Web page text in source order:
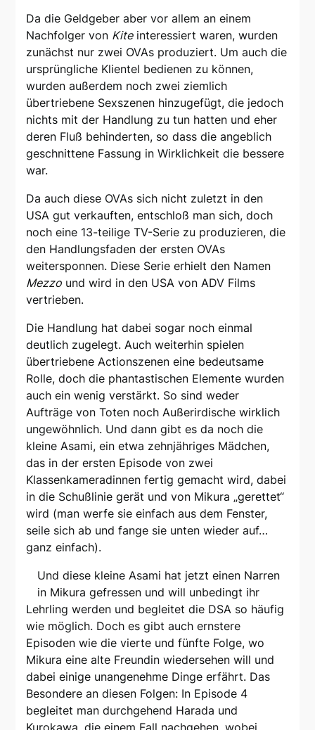
Da die Geldgeber aber vor allem an einem
Nachfolger von Kiteinteressiert waren, wurden
zunächst nur zwei OVAs produziert. Um auch die
ursprüngliche Klientel bedienen zu können,
wurden außerdem noch zwei ziemlich
übertriebene Sexszenen hinzugefügt, die jedoch
nichts mit der Handlung zu tun hatten und eher
deren Fluß behinderten, so dass die angeblich
geschnittene Fassung in Wirklichkeit die bessere
war.
Da auch diese OVAs sich nicht zuletzt in den
USA gut verkauften, entschloß man sich, doch
noch eine 13-teilige TV-Serie zu produzieren, die
den Handlungsfaden der ersten OVAs
weitersponnen. Diese Serie erhielt den Namen
Mezzo und wird in den USA von ADV Films
vertrieben.
Die Handlung hat dabei sogar noch einmal
deutlich zugelegt. Auch weiterhin spielen
übertriebene Actionszenen eine bedeutsame
Rolle, doch die phantastischen Elemente wurden
auch ein wenig verstärkt. So sind weder
Aufträge von Toten noch Außerirdische wirklich
ungewöhnlich. Und dann gibt es da noch die
kleine Asami, ein etwa zehnjähriges Mädchen,
das in der ersten Episode von zwei
Klassenkameradinnen fertig gemacht wird, dabei
in die Schußlinie gerät und von Mikura „gerettet“
wird (man werfe sie einfach aus dem Fenster,
seile sich ab und fange sie unten wieder auf…
ganz einfach).
Und diese kleine Asami hat jetzt einen Narren
in Mikura gefressen und will unbedingt ihr
Lehrling werden und begleitet die DSA so häufig
wie möglich. Doch es gibt auch ernstere
Episoden wie die vierte und fünfte Folge, wo
Mikura eine alte Freundin wiedersehen will und
dabei einige unangenehme Dinge erfährt. Das
Besondere an diesen Folgen: In Episode 4
begleitet man durchgehend Harada und